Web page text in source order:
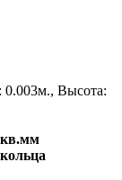
Высота: